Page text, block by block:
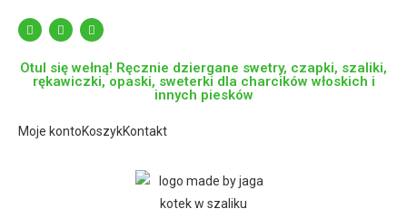
Otul się wełną! Ręcznie dziergane swetry, czapki, szaliki,
rękawiczki, opaski, sweterki dla charcików włoskich i
innych piesków
Moje kontoKoszykKontakt